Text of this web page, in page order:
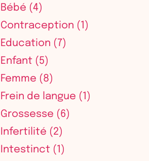
Bébé (4)
Contraception (1)
Education (7)
Enfant (5)
Femme (8)
Frein de langue (1)
Grossesse (6)
Infertilité (2)
Intestinct (1)